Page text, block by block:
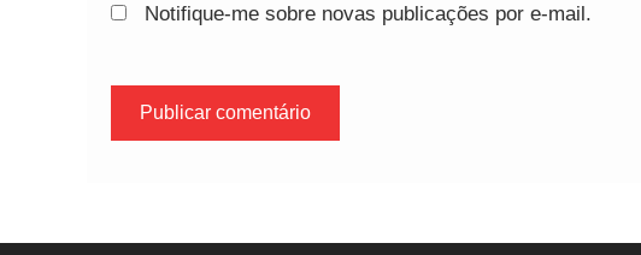
Notifique-me sobre novas publicações por e-mail.